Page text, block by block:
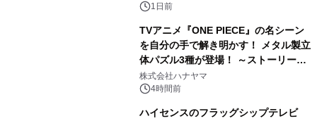
1日前
TVアニメ『ONE PIECE』の名シーン
を自分の手で解き明かす！ メタル製立
体パズル3種が登場！ ～ストーリーと
ギミックが融合した 大人の体験型パズ
ルが8月7日(金)12時より先行予約受付
株式会社ハナヤマ
4時間前
ハイセンスのフラッグシップテレビ